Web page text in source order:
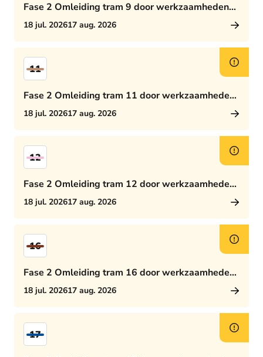
Fase 2 Omleiding tram 9 door werkzaamheden
Rijswijkseplein
18 jul. 202617 aug. 2026
11
Fase 2 Omleiding tram 11 door werkzaamheden
Rijswijkseplein
18 jul. 202617 aug. 2026
12
Fase 2 Omleiding tram 12 door werkzaamheden
Rijswijkseplein
18 jul. 202617 aug. 2026
16
Fase 2 Omleiding tram 16 door werkzaamheden
Rijswijkseplein
18 jul. 202617 aug. 2026
17